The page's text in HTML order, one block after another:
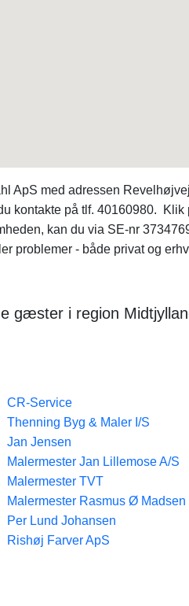
ApS med adressen
kontakte på tlf. 40160980. Klik
kan du via SE-nr
problemer - både privat og
gæster i region
CR-Service
Thenning Byg & Maler I/S
Jan Jensen
Malermester Jan Lillemose A/S
Malermester TVT
Malermester Rasmus Ø Madsen
Per Lund Johansen
Rishøj Farver ApS